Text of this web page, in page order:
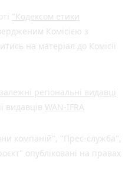
"Кодексом етики
Комісією з
на матеріал до Комісії
регіональні видавці
видавців WAN-IFRA
компаній", "Прес-служба",
опубліковані на правах